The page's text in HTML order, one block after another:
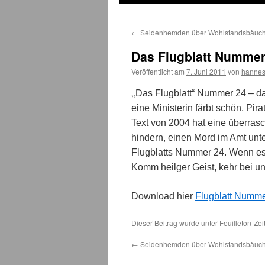
← Seidenhemden über
Das Flugblatt
Veröffentlicht am 7. Juni 2011 von hannes
„Das Flugblatt“ Nummer 24 –
eine Ministerin färbt schön,
Text von 2004 hat eine
hindern, einen Mord im Amt
Flugblatts Nummer 24. Wenn
Komm heilger Geist, kehr bei
Download hier Flugblatt
Dieser Beitrag wurde unter Feuilleton-
← Seidenhemden über